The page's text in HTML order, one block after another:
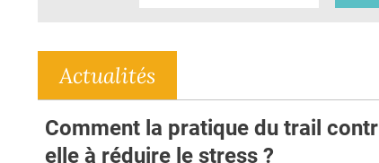
Actualités
Comment la pratique du trail
elle à réduire le stress ?